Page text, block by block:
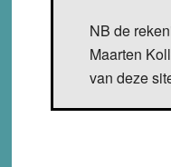
NB de
Maarten
van deze